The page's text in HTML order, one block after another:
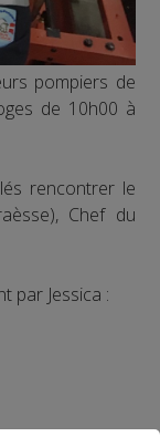
pompiers de
de 10h00 à
rencontrer le
Chef du
par Jessica :